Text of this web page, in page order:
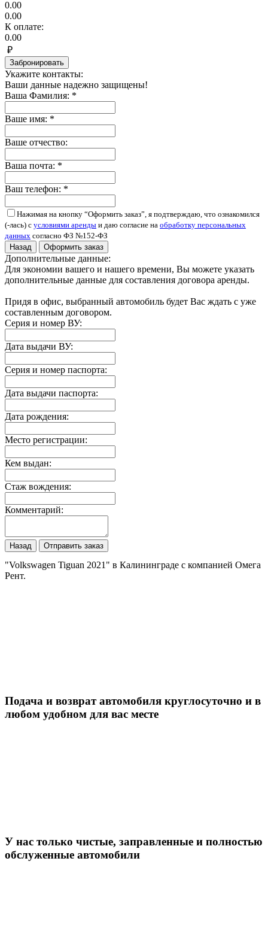
0.00
0.00
К оплате:
0.00
₽
Забронировать
Укажите контакты:
Ваши данные надежно защищены!
Ваша Фамилия: *
Ваше имя: *
Ваше отчество:
Ваша почта: *
Ваш телефон: *
Нажимая на кнопку “Оформить заказ”, я подтверждаю, что ознакомился
(-лась) с условиями аренды и даю согласие на обработку персональных
данных согласно ФЗ №152-ФЗ
Назад
Оформить заказ
Дополнительные данные:
Для экономии вашего и нашего времени, Вы можете указать
дополнительные данные для составления договора аренды.
Придя в офис, выбранный автомобиль будет Вас ждать с уже
составленным договором.
Серия и номер ВУ:
Дата выдачи ВУ:
Серия и номер паспорта:
Дата выдачи паспорта:
Дата рождения:
Место регистрации:
Кем выдан:
Стаж вождения:
Комментарий:
Назад Отправить заказ
"Volkswagen Tiguan 2021" в Калининграде с компанией Омега
Рент.
Подача и возврат автомобиля круглосуточно и в
любом удобном для вас месте
У нас только чистые, заправленные и полностью
обслуженные автомобили